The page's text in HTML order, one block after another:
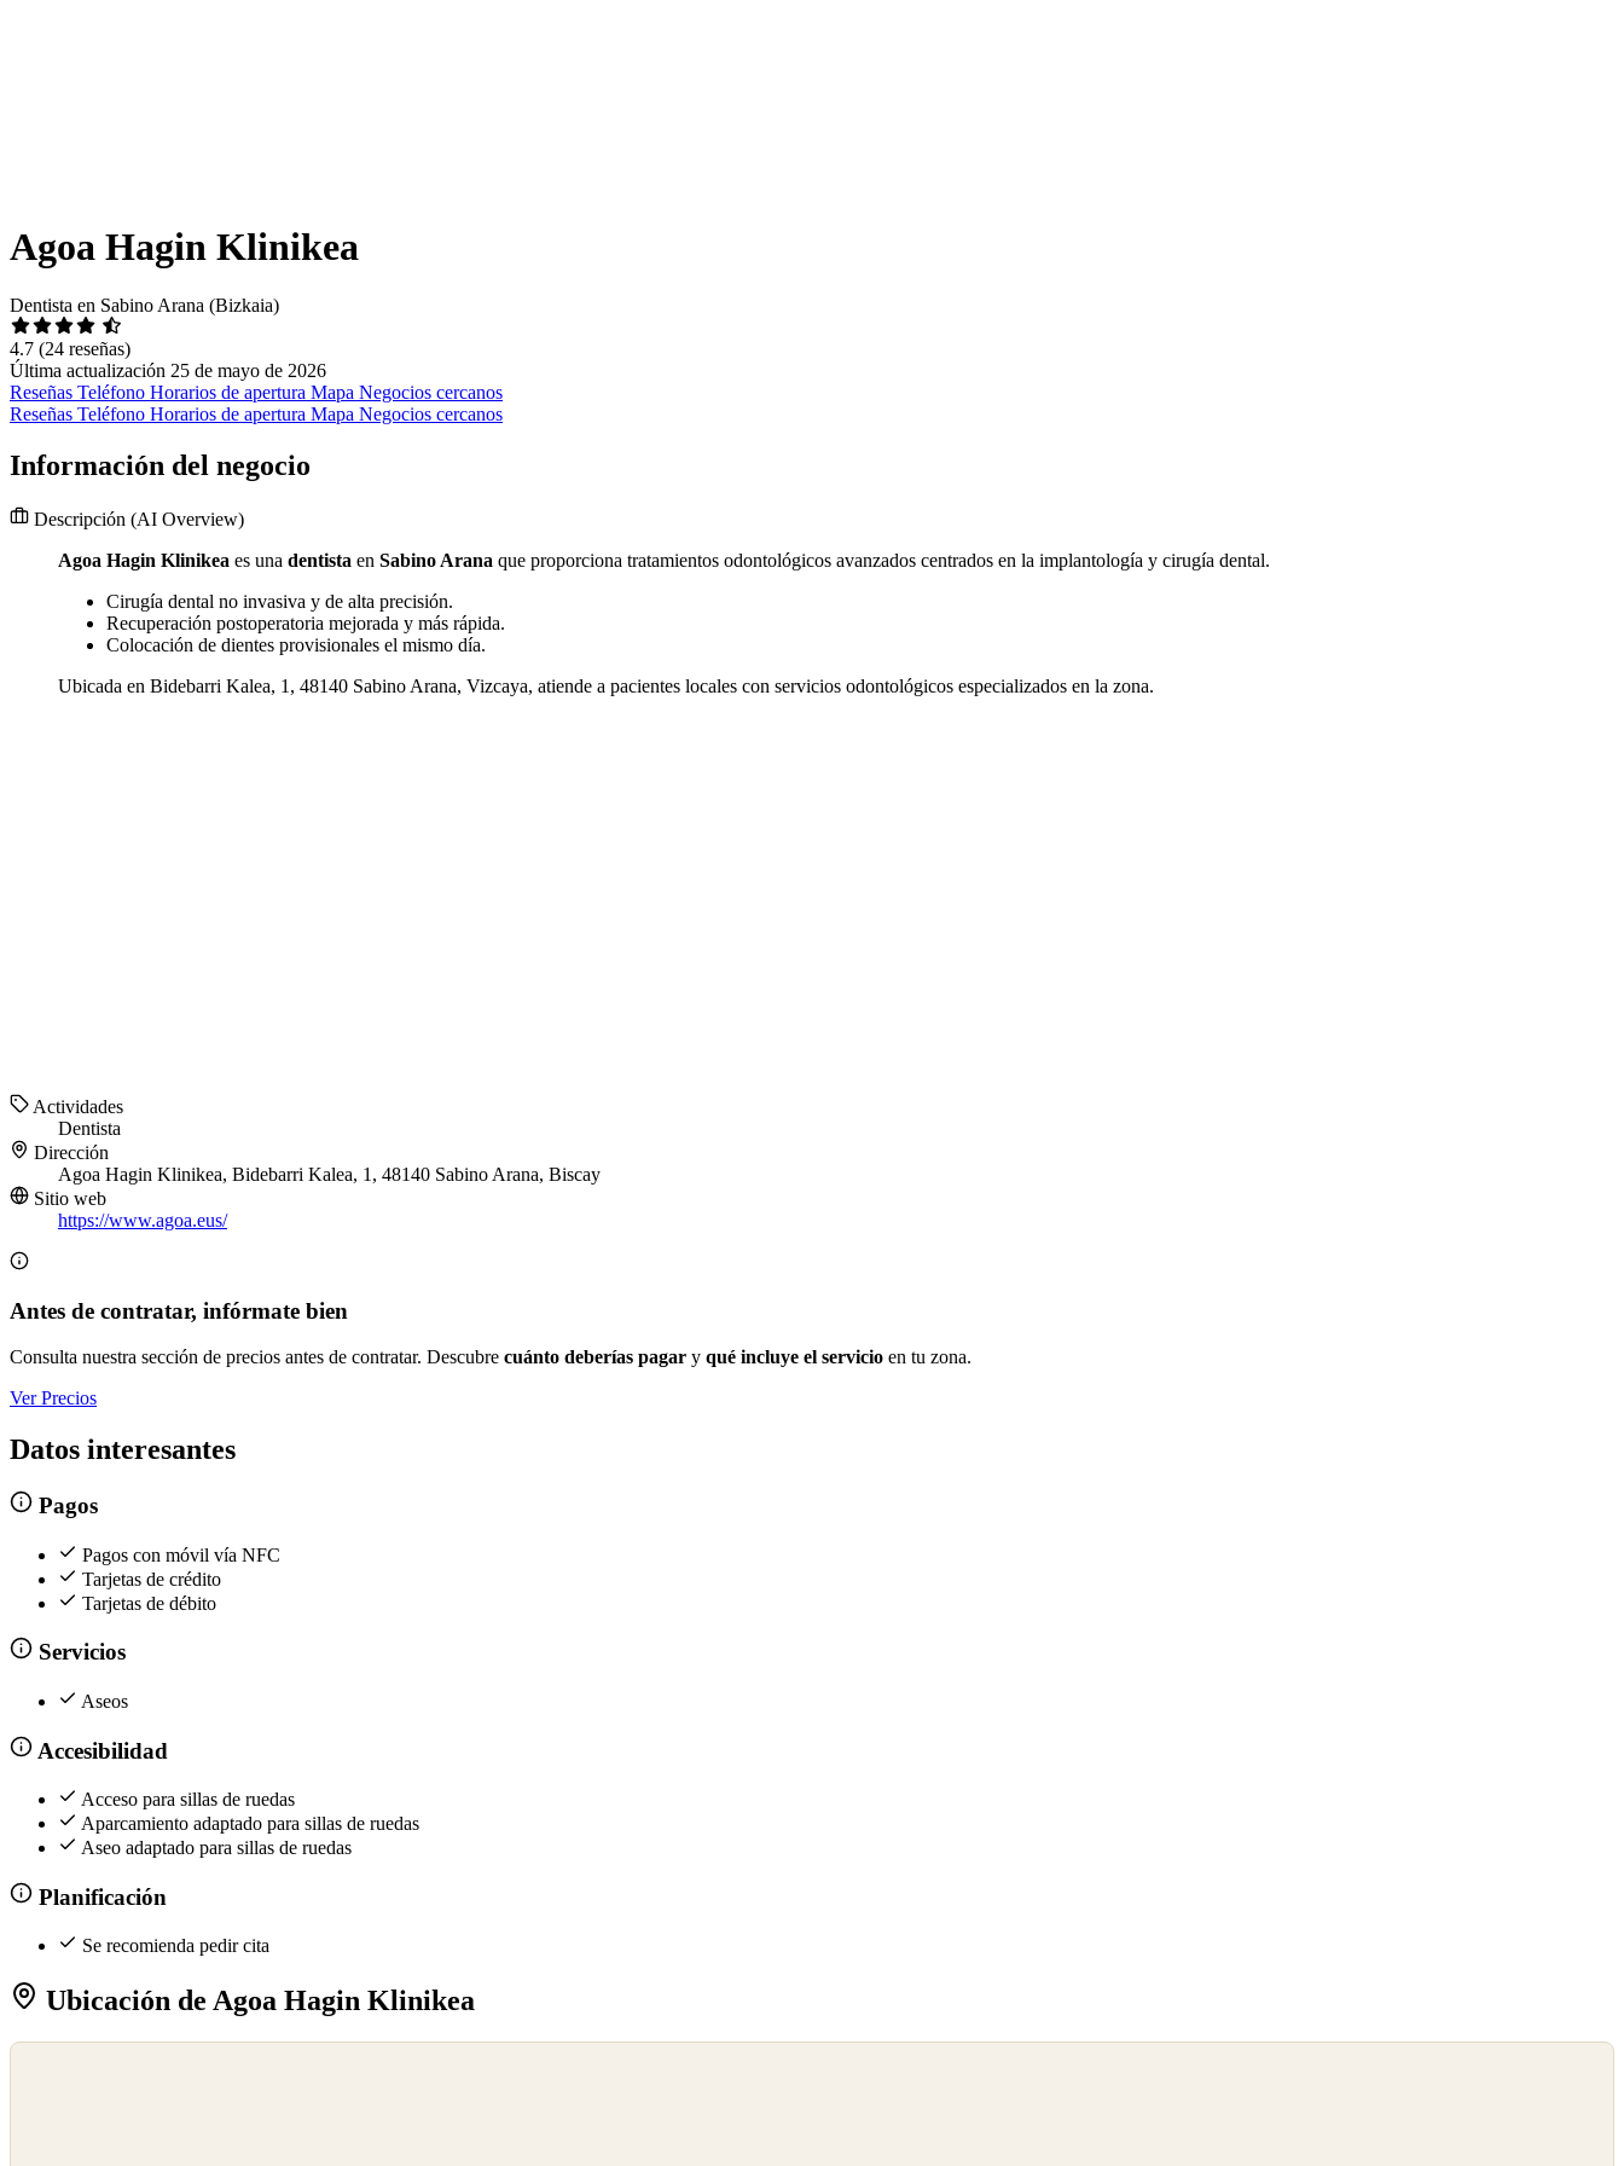
Agoa Hagin Klinikea
Dentista en Sabino Arana (Bizkaia)
4.7 (24 reseñas)
Última actualización 25 de mayo de 2026
Reseñas Teléfono Horarios de apertura Mapa Negocios cercanos
Reseñas Teléfono Horarios de apertura Mapa Negocios cercanos
Información del negocio
Descripción (AI Overview)
Agoa Hagin Klinikea es una dentista en Sabino Arana que proporciona tratamientos odontológicos avanzados centrados en la implantología y cirugía dental.
Cirugía dental no invasiva y de alta precisión.
Recuperación postoperatoria mejorada y más rápida.
Colocación de dientes provisionales el mismo día.
Ubicada en Bidebarri Kalea, 1, 48140 Sabino Arana, Vizcaya, atiende a pacientes locales con servicios odontológicos especializados en la zona.
Actividades
Dentista
Dirección
Agoa Hagin Klinikea, Bidebarri Kalea, 1, 48140 Sabino Arana, Biscay
Sitio web
https://www.agoa.eus/
Antes de contratar, infórmate bien
Consulta nuestra sección de precios antes de contratar. Descubre cuánto deberías pagar y qué incluye el servicio en tu zona.
Ver Precios
Datos interesantes
Pagos
Pagos con móvil vía NFC
Tarjetas de crédito
Tarjetas de débito
Servicios
Aseos
Accesibilidad
Acceso para sillas de ruedas
Aparcamiento adaptado para sillas de ruedas
Aseo adaptado para sillas de ruedas
Planificación
Se recomienda pedir cita
Ubicación de Agoa Hagin Klinikea